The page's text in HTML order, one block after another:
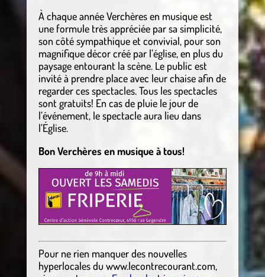
À chaque année Verchères en musique est
une formule très appréciée par sa simplicité,
son côté sympathique et convivial, pour son
magnifique décor créé par l’église, en plus du
paysage entourant la scène. Le public est
invité à prendre place avec leur chaise afin de
regarder ces spectacles. Tous les spectacles
sont gratuits! En cas de pluie le jour de
l’événement, le spectacle aura lieu dans
l’Église.
Bon Verchères en musique à tous!
Pour ne rien manquer des nouvelles
hyperlocalesdu www.lecontrecourant.com,